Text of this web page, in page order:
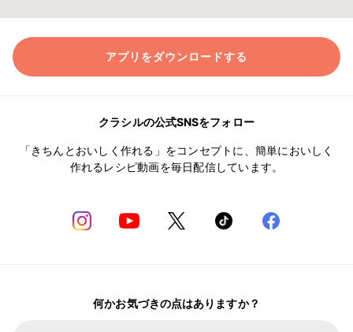
アプリをダウンロードする
クラシルの公式SNSをフォロー
「きちんとおいしく作れる」をコンセプトに、簡単においしく
作れるレシピ動画を毎日配信しています。
何かお気づきの点はありますか？